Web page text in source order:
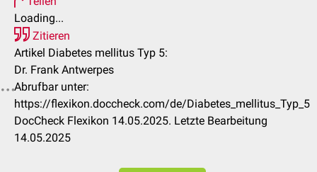
Loading...
Zitieren
Artikel Diabetes mellitus Typ 5:
Dr. Frank Antwerpes
Abrufbar unter:
https://flexikon.doccheck.com/de/Diabetes_mellitus_Typ_5
DocCheck Flexikon 14.05.2025. Letzte Bearbeitung
14.05.2025